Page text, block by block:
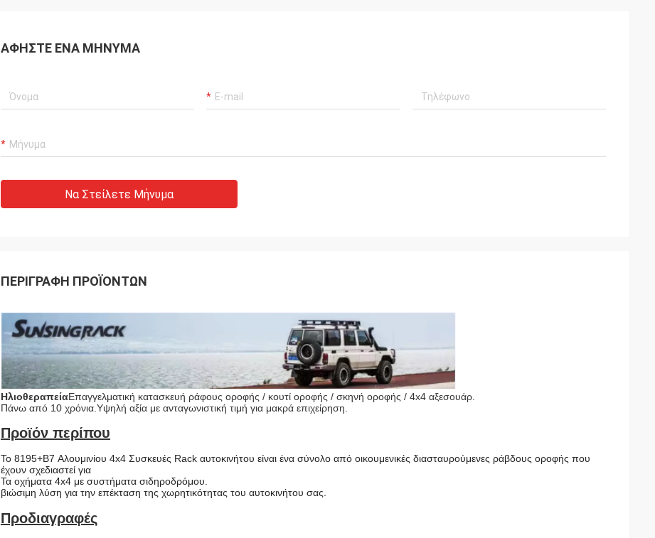
ΑΦΉΣΤΕ ΈΝΑ ΜΉΝΥΜΑ
Να Στείλετε Μήνυμα
ΠΕΡΙΓΡΑΦΉ ΠΡΟΪΌΝΤΩΝ
ΗλιοθεραπείαΕπαγγελματική κατασκευή ράφους οροφής / κουτί οροφής / σκηνή οροφής / 4x4 αξεσουάρ.
Πάνω από 10 χρόνια. Υψηλή αξία με ανταγωνιστική τιμή για μακρά επιχείρηση.
Προϊόν περίπου
Το 8195+B7 Αλουμινίου 4x4 Συσκευές Rack αυτοκινήτου είναι ένα σύνολο από οικουμενικές διασταυρούμενες ράβδους οροφής που
έχουν σχεδιαστεί για
Τα οχήματα 4x4 με συστήματα σιδηροδρόμου.
βιώσιμη λύση για την επέκταση της χωρητικότητας του αυτοκινήτου σας.
Προδιαγραφές